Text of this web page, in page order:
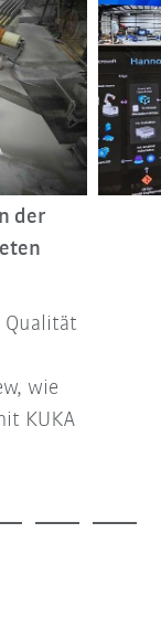
der
Qualität
wie
KUKA